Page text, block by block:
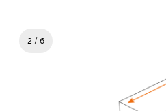
2 / 6